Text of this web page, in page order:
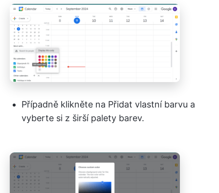
Případně klikněte na Přidat vlastní barvu a
vyberte si z širší palety barev.